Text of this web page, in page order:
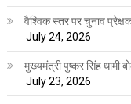
वैश्विक स्तर पर चुनाव
July 24, 2026
मुख्यमंत्री पुष्कर सिंह धामी
July 23, 2026